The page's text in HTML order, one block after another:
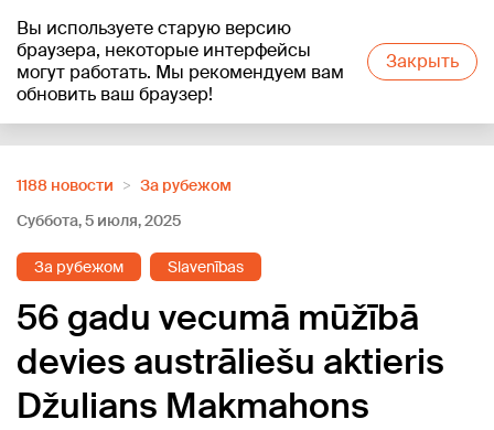
Вы используете старую версию
браузера, некоторые интерфейсы
могут работать. Мы рекомендуем вам
обновить ваш браузер!
Закрыть
+17°C
1188 новости
За рубежом
Суббота, 5 июля, 2025
За рубежом Slavenības
56 gadu vecumā mūžībā
devies austrāliešu aktieris
Džulians Makmahons